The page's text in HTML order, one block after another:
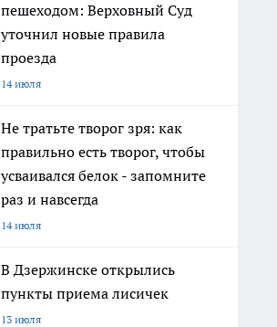
пешеходом: Верховный Суд
уточнил новые правила
проезда
14 июля
Не тратьте творог зря: как
правильно есть творог, чтобы
усваивался белок - запомните
раз и навсегда
14 июля
В Дзержинске открылись
пункты приема лисичек
13 июля